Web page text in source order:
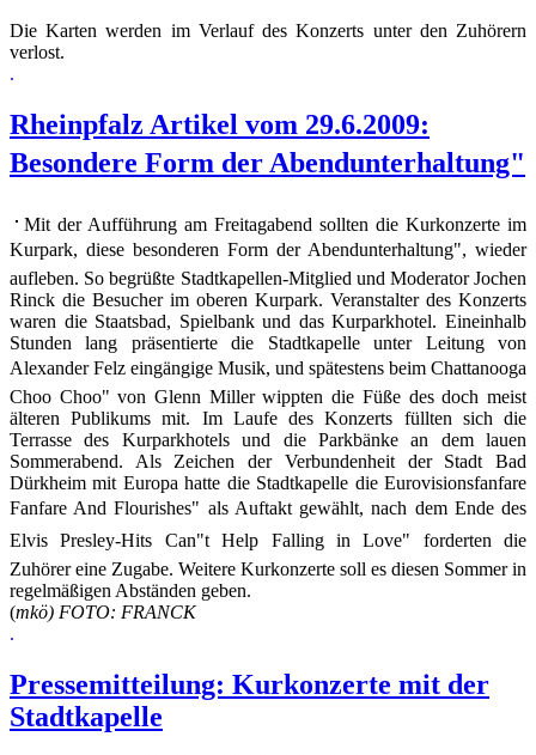
Die Karten werden im Verlauf des Konzerts unter den Zuhörern
verlost.
.
Rheinpfalz Artikel vom 29.6.2009:
Besondere Form der Abendunterhaltung"
Mit der Aufführung am Freitagabend sollten die Kurkonzerte im
Kurpark, diese besonderen Form der Abendunterhaltung", wieder
aufleben. So begrüßte Stadtkapellen-Mitglied und Moderator Jochen
Rinck die Besucher im oberen Kurpark. Veranstalter des Konzerts
waren die Staatsbad, Spielbank und das Kurparkhotel. Eineinhalb
Stunden lang präsentierte die Stadtkapelle unter Leitung von
Alexander Felz eingängige Musik, und spätestens beim Chattanooga
Choo Choo" von Glenn Miller wippten die Füße des doch meist
älteren Publikums mit. Im Laufe des Konzerts füllten sich die
Terrasse des Kurparkhotels und die Parkbänke an dem lauen
Sommerabend. Als Zeichen der Verbundenheit der Stadt Bad
Dürkheim mit Europa hatte die Stadtkapelle die Eurovisionsfanfare
Fanfare And Flourishes" als Auftakt gewählt, nach dem Ende des
Elvis Presley-Hits Can"t Help Falling in Love" forderten die
Zuhörer eine Zugabe. Weitere Kurkonzerte soll es diesen Sommer in
regelmäßigen Abständen geben.
(mkö) FOTO: FRANCK
.
Pressemitteilung: Kurkonzerte mit der
Stadtkapelle